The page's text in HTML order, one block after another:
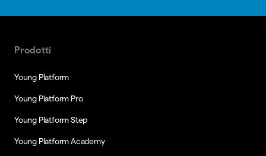
Prodotti
Young Platform
Young Platform Pro
Young Platform Step
Young Platform Academy